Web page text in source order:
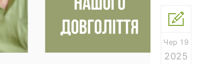
Чер 19
2025